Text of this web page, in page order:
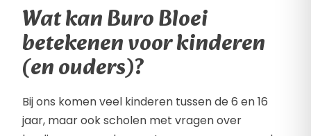
Wat kan Buro Bloei
betekenen voor kinderen
(en ouders)?
Bij ons komen veel kinderen tussen de 6 en 16
jaar, maar ook scholen met vragen over